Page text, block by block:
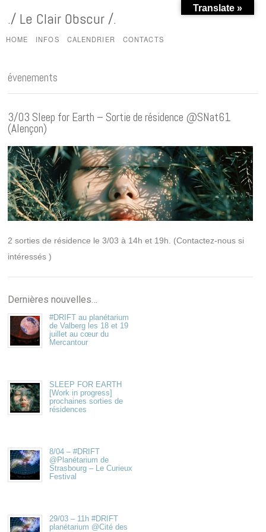
./ Le Clair Obscur /.
HOME INFOS CALENDRIER CONTACTS
évenements
3/03 Sleep for Earth – Sortie de résidence @SNat61
(Alençon)
2 sorties de résidence le 3/03 à 14h et 19h. (Contactez-nous si
intéressés )
Dernières nouvelles…
#DRIFT au planétarium
de Valberg les 18 et 19
juillet au cœur du
Mercantour
SLEEP FOR EARTH
[Work in progress]
prochaines sorties de
résidences
8/04 – #DRIFT
@Planétarium de
Strasbourg – Le Curieux
Festival
29/03 – 11h #DRIFT
planétarium @Cité des
Translate »